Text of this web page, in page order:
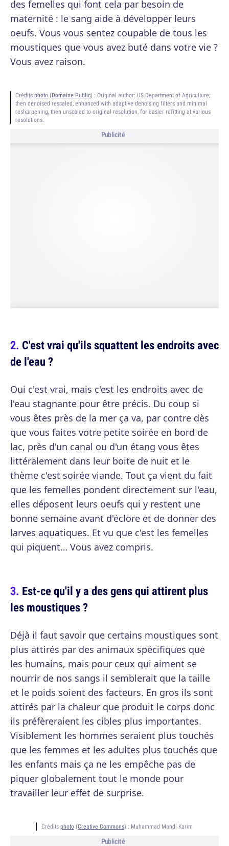
des femelles qui font cela par besoin de
maternité : le sang aide à développer leurs
oeufs. Vous vous sentez coupable de tous les
moustiques que vous avez buté dans votre vie ?
Vous avez raison.
Crédits photo (Domaine Public) : Original author: US Department of Agriculture;
then denoised rescaled, enhanced with adaptive denoising filters and minimal
resharpening, then unscaled to original resolution, for easier refitting at various
resolutions.
Publicité
C'est vrai qu'ils squattent les endroits avec
de l'eau ?
Oui c'est vrai, mais c'est les endroits avec de
l'eau stagnante pour être précis. Du coup si
vous êtes près de la mer ça va, par contre dès
que vous faites votre petite soirée en bord de
lac, près d'un canal ou d'un étang vous êtes
littéralement dans leur boite de nuit et le
thème c'est soirée viande. Tout ça vient du fait
que les femelles pondent directement sur l'eau,
elles déposent leurs oeufs qui y restent une
bonne semaine avant d'éclore et de donner des
larves aquatiques. Et vu que c'est les femelles
qui piquent… Vous avez compris.
Est-ce qu'il y a des gens qui attirent plus
les moustiques ?
Déjà il faut savoir que certains moustiques sont
plus attirés par des animaux spécifiques que
les humains, mais pour ceux qui aiment se
nourrir de nos sangs il semblerait que la taille
et le poids soient des facteurs. En gros ils sont
attirés par la chaleur que produit le corps donc
ils préfèreraient les cibles plus importantes.
Visiblement les hommes seraient plus touchés
que les femmes et les adultes plus touchés que
les enfants mais ça ne les empêche pas de
piquer globalement tout le monde pour
travailler leur effet de surprise.
Crédits photo (Creative Commons) : Muhammad Mahdi Karim
Publicité